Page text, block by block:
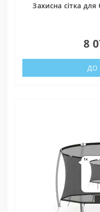
Захисна сітка
8
ДО